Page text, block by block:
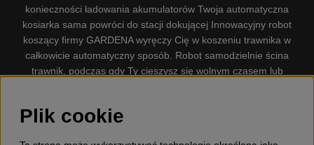
konieczności ładowania akumulatorów Twoja automatyczna
kosiarka sama powróci do stacji dokującej Innowacyjny robot
koszący firmy GARDENA wyręczy Cię w koszeniu trawnika w
całkowicie automatyczny sposób. Robot samodzielnie ścina
trawnik, podczas gdy Ty cieszysz się wolnym czasem lub
dostępną na rynku. Firma nasza dysponuje. Gplshop
Plik cookie